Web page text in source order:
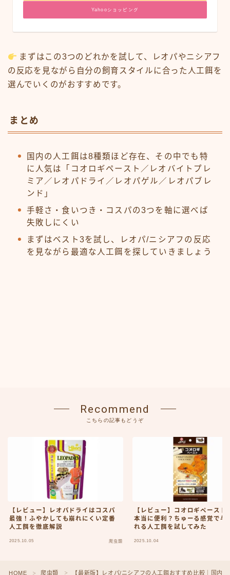
Yahooショッピング
まずはこの3つのどれかを試して、レオパやニシアフ
の反応を見ながら自分の飼育スタイルに合った人工餌を
選んでいくのがおすすめです。
まとめ
国内の人工餌は8種類ほど存在、その中でも特
に人気は「コオロギペースト／レオバイトプレ
ミア／レオパドライ／レオパゲル／レオパブレ
ンド」
手軽さ・食いつき・コスパの3つを軸に選べば
失敗しにくい
まずはベスト3を試し、レオパ/ニシアフの反応
を見ながら最適な人工餌を探していきましょう
Recommend
こちらの記事もどうぞ
【レビュー】レオパドライはコスパ
最強！ふやかしても崩れにくい定番
人工餌を徹底解説
2025.10.05 爬虫類
【レビュー】コオロギペースト
本当に便利？ちゅーる感覚で与
れる人工餌を試してみた
2025.10.04
HOME ＞ 爬虫類 ＞ 【最新版】レオパ/ニシアフの人工餌おすすめ比較｜国内